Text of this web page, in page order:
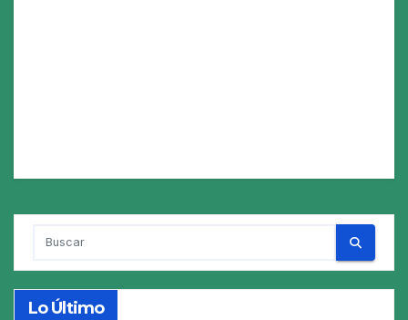
Lo Último